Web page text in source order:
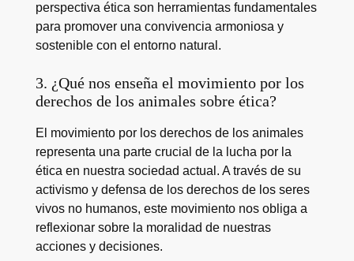
perspectiva ética son herramientas fundamentales
para promover una convivencia armoniosa y
sostenible con el entorno natural.
3. ¿Qué nos enseña el movimiento por los
derechos de los animales sobre ética?
El movimiento por los derechos de los animales
representa una parte crucial de la lucha por la
ética en nuestra sociedad actual. A través de su
activismo y defensa de los derechos de los seres
vivos no humanos, este movimiento nos obliga a
reflexionar sobre la moralidad de nuestras
acciones y decisiones.